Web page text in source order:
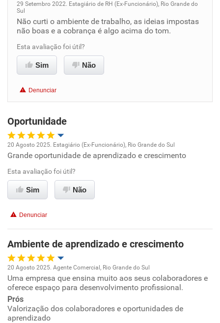
Conciliação com a vida familiar
Benefícios
29 Setembro 2022. Estagiário de RH (Ex-Funcionário), Rio Grande do
Sul
Não curti o ambiente de trabalho, as ideias impostas
não boas e a cobrança é algo acima do tom.
Esta avaliação foi útil?
Sim Não
Denunciar
Oportunidade
Oportunidade de promoção
Ambiente de trabalho
Benefícios
Recomenda esta empresa
Recomenda a diretoria
20 Agosto 2025. Estagiário (Ex-Funcionário), Rio Grande do Sul
Grande oportunidade de aprendizado e crescimento
Esta avaliação foi útil?
Sim Não
Denunciar
Ambiente de aprendizado e crescimento
Oportunidade de promoção
Ambiente de trabalho
20 Agosto 2025. Agente Comercial, Rio Grande do Sul
Uma empresa que ensina muito aos seus colaboradores e
oferece espaço para desenvolvimento profissional.
Prós
Valorização dos colaboradores e oportunidades de
aprendizado